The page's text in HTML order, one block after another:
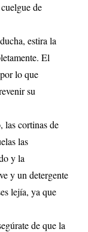
de
estira la
El
lo que
su
las cortinas de
las
y la
y un detergente
lejía, ya que
de que la